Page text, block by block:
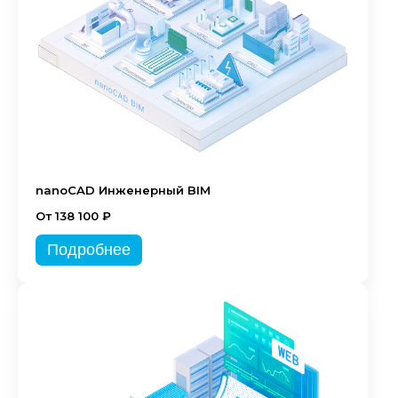
nanoCAD Инженерный BIM
От 138 100 ₽
Подробнее